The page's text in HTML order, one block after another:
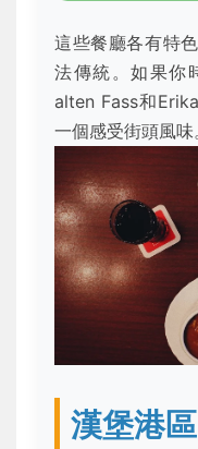
這些餐廳各有特
法傳統。如果你
alten Fass和
一個感受街頭風味
漢堡港